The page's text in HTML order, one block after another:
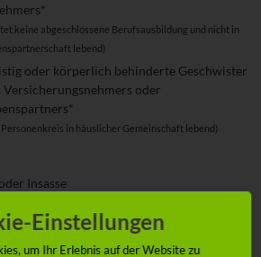
abgeschlossene Berufsausbildung und nicht in
lebend)
oder körperlich behinderte Geschwister
Versicherungsnehmers oder
in häuslicher Gemeinschaft lebend)
Insasse
und Radfahrer
Einstellungen
um Ihr Erlebnis auf der Website zu